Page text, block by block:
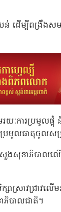
ដើម្បីពង្រឹងសម
ៈការប្រមូលផ្តុំ
ម្បីប្រមូលធាតុ
ងសុខាភិបាលលើ
ាស្រាវជ្រាវល
ភិបាលជាតិ។